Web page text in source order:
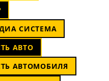
СИСТЕМА
АВТО
АВТОМОБИЛЯ